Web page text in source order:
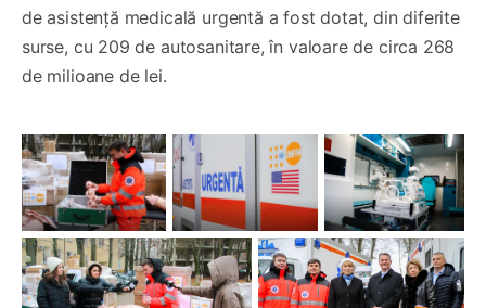
de asistență medicală urgentă a fost dotat, din diferite
surse, cu 209 de autosanitare, în valoare de circa 268
de milioane de lei.